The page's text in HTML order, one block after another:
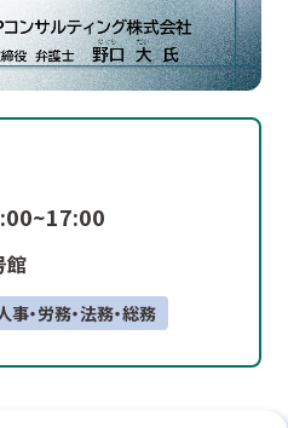
館
事・労務・法務・総務